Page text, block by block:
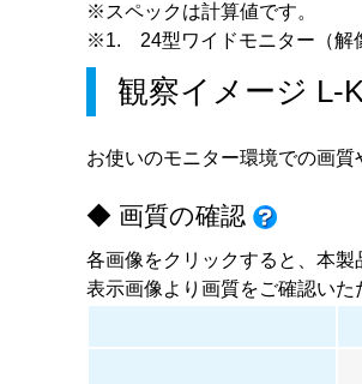
※スペックは計算値です。
※1. 24型ワイドモニター（解
観察イメージ L-
お使いのモニター環境での画質
◆ 画質の確認
各画像をクリックすると、本製
表示画像より画質をご確認いた